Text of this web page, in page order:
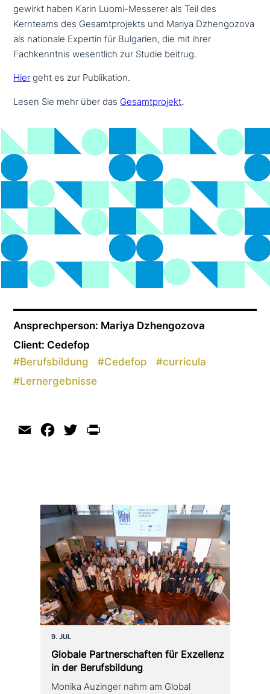
ge­wirkt haben Karin Luomi-Messerer als Teil des
Kernteams des Gesamtprojekts und Mariya Dzhengozova
als nationale Expertin für Bulgarien, die mit ihrer
Fachkenntnis wesent­lich zur Studie beitrug.
Hier geht es zur Publikation.
Lesen Sie mehr über das Gesamtprojekt.
Ansprechperson: Mariya Dzhengozova
Client: Cedefop
#Berufsbildung #Cedefop #curricula
#Lernergebnisse
Email Facebook
Twitter
9. JUL
Globale Partnerschaften für Exzellenz
in der Berufsbildung
Monika Auzinger nahm am Global